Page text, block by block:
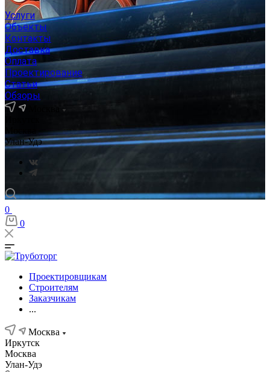
Услуги
Объекты
Контакты
Доставка
Оплата
Проектирование
Статьи
Обзоры
Улан-Удэ
0
0
Проектировщикам
Строителям
Заказчикам
...
Москва
Иркутск
Москва
Улан-Удэ